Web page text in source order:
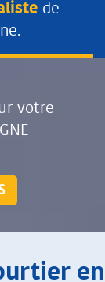
de
votre
en